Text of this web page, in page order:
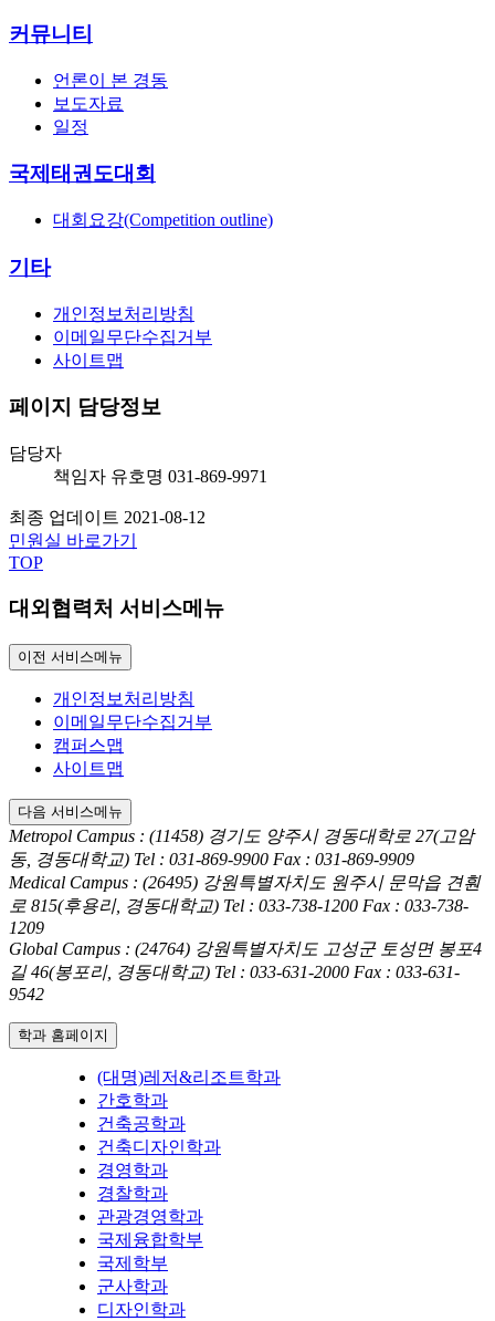
커뮤니티
언론이 본 경동
보도자료
일정
국제태권도대회
대회요강(Competition outline)
기타
개인정보처리방침
이메일무단수집거부
사이트맵
페이지 담당정보
담당자
책임자 유호명 031-869-9971
최종 업데이트 2021-08-12
민원실 바로가기
TOP
대외협력처 서비스메뉴
이전 서비스메뉴
개인정보처리방침
이메일무단수집거부
캠퍼스맵
사이트맵
다음 서비스메뉴
Metropol Campus : (11458) 경기도 양주시 경동대학로 27(고암
동, 경동대학교) Tel : 031-869-9900 Fax : 031-869-9909
Medical Campus : (26495) 강원특별자치도 원주시 문막읍 견훤
로 815(후용리, 경동대학교) Tel : 033-738-1200 Fax : 033-738-
1209
Global Campus : (24764) 강원특별자치도 고성군 토성면 봉포4
길 46(봉포리, 경동대학교) Tel : 033-631-2000 Fax : 033-631-
9542
학과 홈페이지
(대명)레저&리조트학과
간호학과
건축공학과
건축디자인학과
경영학과
경찰학과
관광경영학과
국제융합학부
국제학부
군사학과
디자인학과